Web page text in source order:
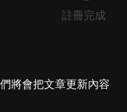
註冊完成
將會把文章更新內容